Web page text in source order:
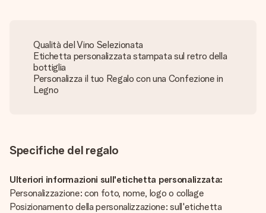
Qualità del Vino Selezionata
Etichetta personalizzata stampata sul retro della
bottiglia
Personalizza il tuo Regalo con una Confezione in
Legno
Specifiche del regalo
Ulteriori informazioni sull'etichetta personalizzata:
Personalizzazione: con foto, nome, logo o collage
Posizionamento della personalizzazione: sull'etichetta